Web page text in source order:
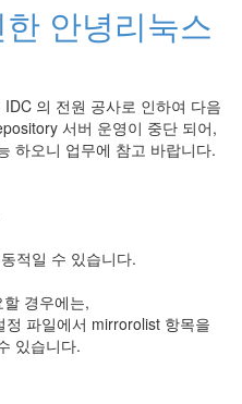
안녕리눅스
의 전원 공사로 인하여 다음
서버 운영이 중단 되어,
하오니 업무에 참고 바랍니다.
적일 수 있습니다.
경우에는,
파일에서 mirrorolist 항목을
있습니다.